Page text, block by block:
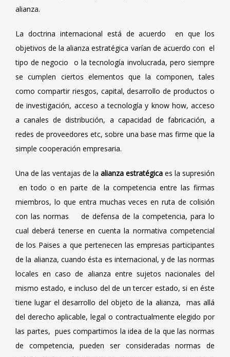
alianza.
La doctrina internacional está de acuerdo en que los
objetivos de la alianza estratégica varían de acuerdo con el
tipo de negocio o la tecnología involucrada, pero siempre
se cumplen ciertos elementos que la componen, tales
como compartir riesgos, capital, desarrollo de productos o
de investigación, acceso a tecnología y know how, acceso
a canales de distribución, a capacidad de fabricación, a
redes de proveedores etc, sobre una base mas firme que la
simple cooperación empresaria.
Una de las ventajas de la alianza estratégica es la supresión
en todo o en parte de la competencia entre las firmas
miembros, lo que entra muchas veces en ruta de colisión
con las normas de defensa de la competencia, para lo
cual deberá tenerse en cuenta la normativa competencial
de los Paises a que pertenecen las empresas participantes
de la alianza, cuando ésta es internacional, y de las normas
locales en caso de alianza entre sujetos nacionales del
mismo estado, e incluso del de un tercer estado, si en éste
tiene lugar el desarrollo del objeto de la alianza, mas allá
del derecho aplicable, legal o contractualmente elegido por
las partes, pues compartimos la idea de la que las normas
de competencia, pueden ser consideradas normas de